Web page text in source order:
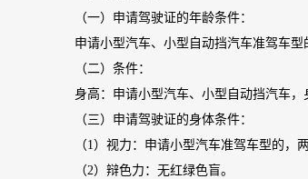
（一）申请驾驶证的年龄条件：
申请小型汽车、小型自动挡汽车准驾车
（二）条件：
身高：申请小型汽车、小型自动挡汽车，
（三）申请驾驶证的身体条件：
（1）视力：申请小型汽车准驾车型的，
（2）辩色力：无红绿色盲。